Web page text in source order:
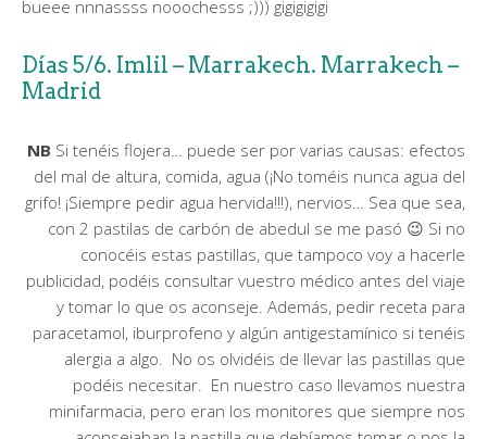
bueee nnnassss nooochesss ;))) gigigigigi
Días 5/6. Imlil – Marrakech. Marrakech –
Madrid
NB Si tenéis flojera… puede ser por varias causas: efectos
del mal de altura, comida, agua (¡No toméis nunca agua del
grifo! ¡Siempre pedir agua hervida!!!), nervios… Sea que sea,
con 2 pastilas de carbón de abedul se me pasó 😉 Si no
conocéis estas pastillas, que tampoco voy a hacerle
publicidad, podéis consultar vuestro médico antes del viaje
y tomar lo que os aconseje. Además, pedir receta para
paracetamol, iburprofeno y algún antigestamínico si tenéis
alergia a algo. No os olvidéis de llevar las pastillas que
podéis necesitar. En nuestro caso llevamos nuestra
minifarmacia, pero eran los monitores que siempre nos